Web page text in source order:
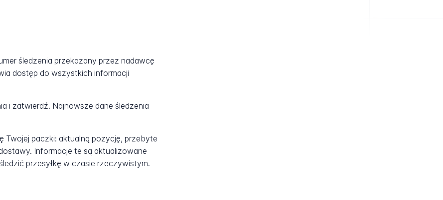
śledzenia przekazany przez nadawcę
dostęp do wszystkich informacji
i zatwierdź. Najnowsze dane śledzenia
Twojej paczki: aktualną pozycję, przebyte
Informacje te są aktualizowane
przesyłkę w czasie rzeczywistym.